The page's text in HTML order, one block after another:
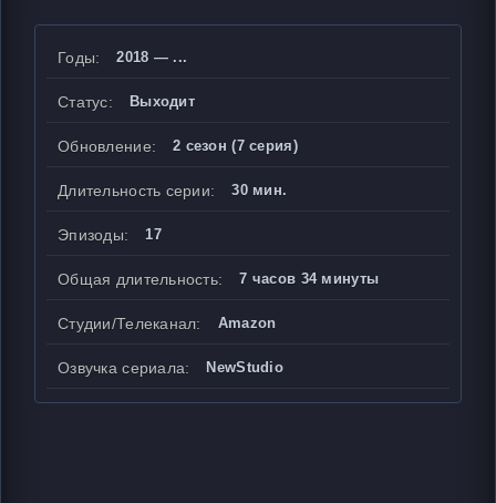
Годы: 2018 — ...
Статус: Выходит
Обновление: 2 сезон (7 серия)
Длительность серии: 30 мин.
Эпизоды: 17
Общая длительность: 7 часов 34 минуты
Студии/Телеканал: Amazon
Озвучка сериала: NewStudio